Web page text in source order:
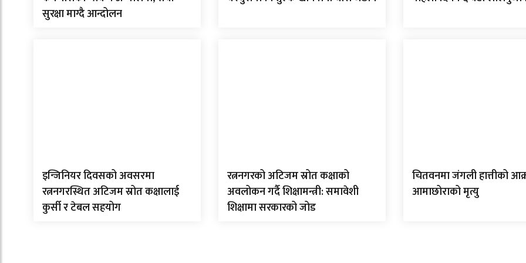
सुरक्षा माग्दै आन्दोलन
इन्जिनियर दिवसको अवसरमा
रत्ननगरस्थित अटिजम स्रोत कक्षालाई
कुर्सी र टेबल सहयोग
रत्ननगरको अटिजम स्रोत कक्षाको
अवलोकन गर्दै शिक्षामन्त्री: समावेशी
शिक्षामा सरकारको जोड
चितवनमा जंगली हात्तीको
आमाछोराको मृत्यु